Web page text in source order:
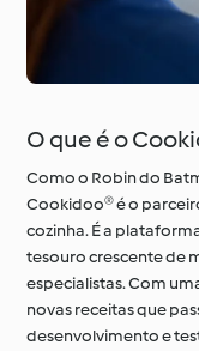
O que é o
Como o Robin do
Cookidoo® é o
cozinha. É a
tesouro crescente de
especialistas. Com
novas receitas que
desenvolvimento e